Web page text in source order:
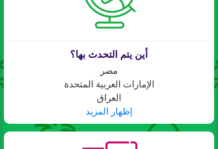
أين يتم التحدث بها؟
مصر
الإمارات العربية المتحدة
العراق
إظهار المزيد